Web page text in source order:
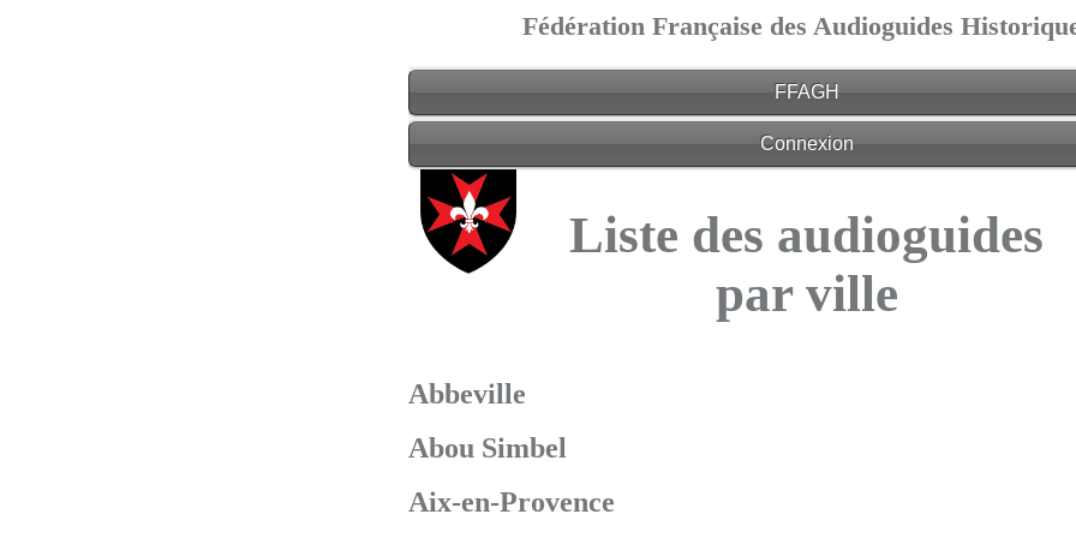
Fédération Française des Audioguides
FFAGH
Connexion
Liste des audioguides
par ville
Abbeville
Abou Simbel
Aix-en-Provence